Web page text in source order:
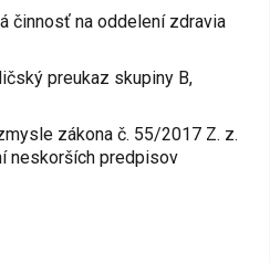
činnosť na oddelení zdravia
preukaz skupiny B,
zákona č. 55/2017 Z. z.
neskorších predpisov